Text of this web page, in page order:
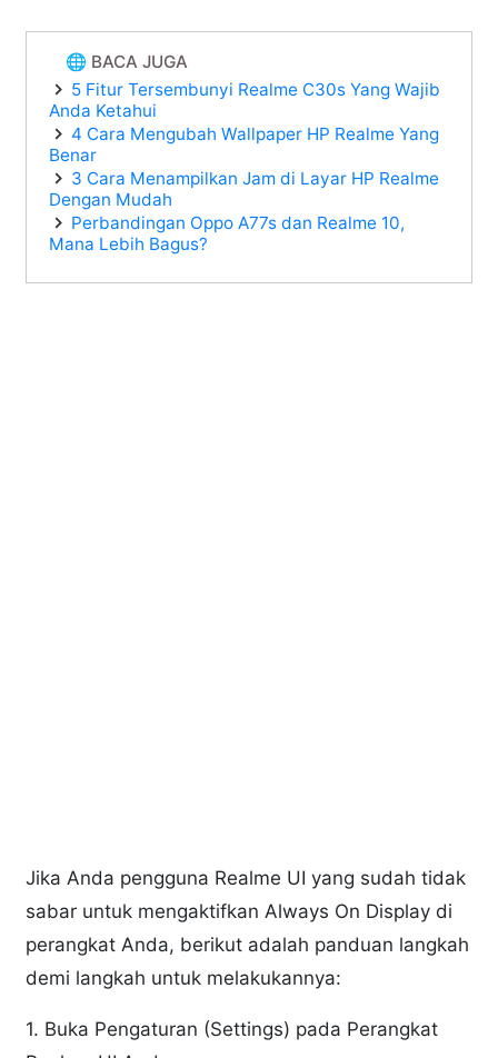
🌐 BACA JUGA
5 Fitur Tersembunyi Realme C30s Yang Wajib
Anda Ketahui
4 Cara Mengubah Wallpaper HP Realme Yang
Benar
3 Cara Menampilkan Jam di Layar HP Realme
Dengan Mudah
Perbandingan Oppo A77s dan Realme 10,
Mana Lebih Bagus?
Jika Anda pengguna Realme UI yang sudah tidak
sabar untuk mengaktifkan Always On Display di
perangkat Anda, berikut adalah panduan langkah
demi langkah untuk melakukannya:
1. Buka Pengaturan (Settings) pada Perangkat